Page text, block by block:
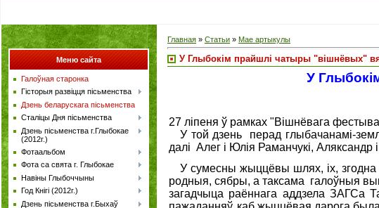
Меню сайта
Галоўная старонка
Гісторыя развіцця пісьменства
Дзень беларускага пісьменства
Сталіцы Дня пісьменства
Дзень пісьменства г.Глыбокае
(2012г.)
Фотаальбом
Фота са свята г. Глыбокае
Навіны Глыбоччыны
Год Кнігі (2012г.)
Дзень пісьменства г.Быхаў
Главная » Статьи » Мае артыкулы
У Глыбокім прайшлі чатыры "вішнёвых"
У
27 ліпеня ў рамках "Вішнёвага
У той дзень перад глыбачанамі-
далі Алег і Юлія Раманчукі, Аляксандр
У сумесны жыццёвы шлях, іх, згодна
родныя, сябры, а таксама галоўныя
загадчыца раённага аддзела ЗАГСа